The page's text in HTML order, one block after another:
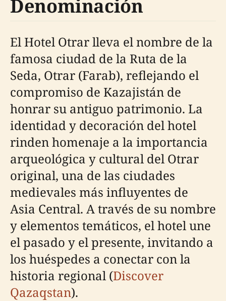
Denominación
El Hotel Otrar lleva el nombre de la
famosa ciudad de la Ruta de la
Seda, Otrar (Farab), reflejando el
compromiso de Kazajistán de
honrar su antiguo patrimonio. La
identidad y decoración del hotel
rinden homenaje a la importancia
arqueológica y cultural del Otrar
original, una de las ciudades
medievales más influyentes de
Asia Central. A través de su nombre
y elementos temáticos, el hotel une
el pasado y el presente, invitando a
los huéspedes a conectar con la
historia regional (Discover
Qazaqstan).